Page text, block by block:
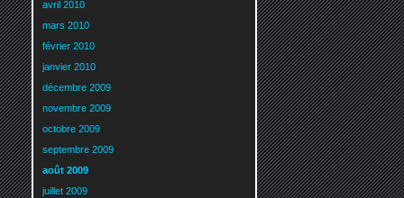
avril 2010
mars 2010
février 2010
janvier 2010
décembre 2009
novembre 2009
octobre 2009
septembre 2009
août 2009
juillet 2009